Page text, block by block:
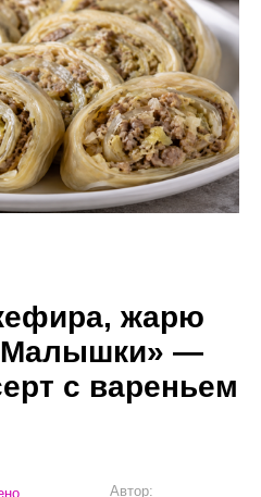
жарю
—
с вареньем
Автор: